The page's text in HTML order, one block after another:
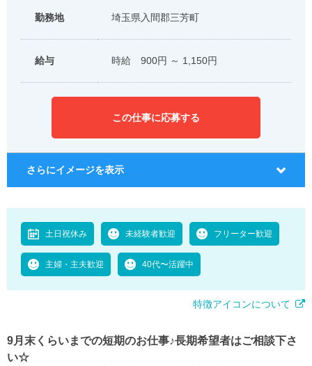
勤務地 埼玉県入間郡三芳町
給与 時給 900円 ～ 1,150円
この仕事に応募する
さらにイメージを表示
土日祝休み 未経験者歓迎 フリーター歓迎
主婦・主夫歓迎 40代〜活躍中
特徴アイコンについて
9月末くらいまでの短期のお仕事♪長期希望者はご相談下さ
い☆